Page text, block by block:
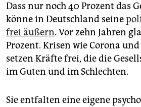
Dass nur noch 40 Prozent das
könne in Deutschland seine
frei äußern. Vor zehn Jahren
Prozent. Krisen wie Corona
setzen Kräfte frei, die die
im Guten und im Schlechten.
Sie entfalten eine eigene